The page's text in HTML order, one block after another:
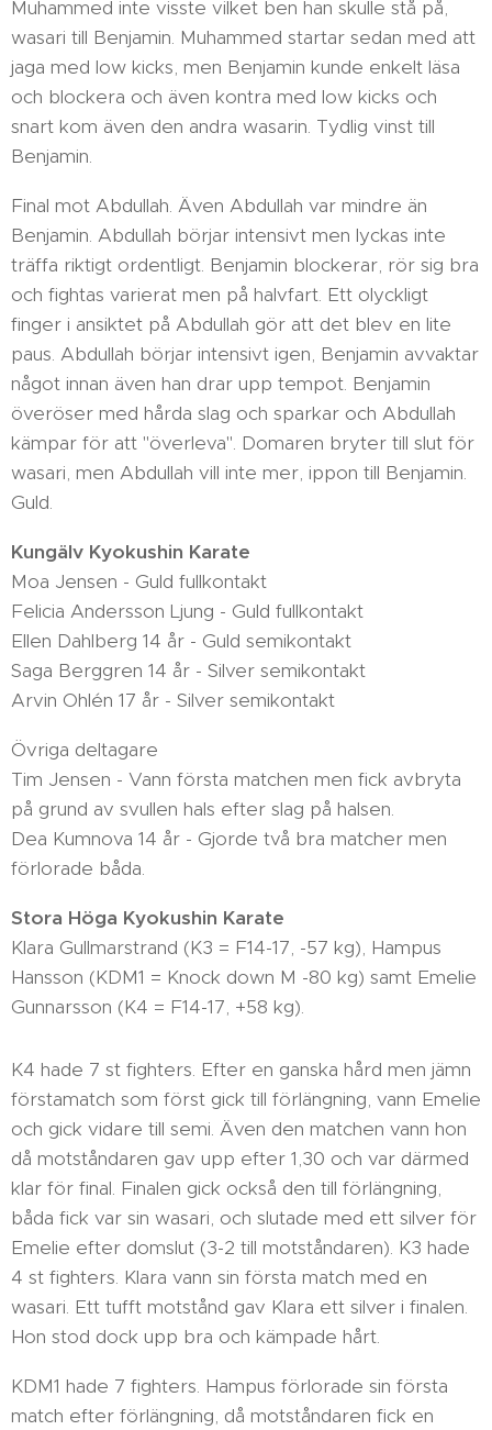
Muhammed inte visste vilket ben han skulle stå på,
wasari till Benjamin. Muhammed startar sedan med att
jaga med low kicks, men Benjamin kunde enkelt läsa
och blockera och även kontra med low kicks och
snart kom även den andra wasarin. Tydlig vinst till
Benjamin.
Final mot Abdullah. Även Abdullah var mindre än
Benjamin. Abdullah börjar intensivt men lyckas inte
träffa riktigt ordentligt. Benjamin blockerar, rör sig bra
och fightas varierat men på halvfart. Ett olyckligt
finger i ansiktet på Abdullah gör att det blev en lite
paus. Abdullah börjar intensivt igen, Benjamin avvaktar
något innan även han drar upp tempot. Benjamin
överöser med hårda slag och sparkar och Abdullah
kämpar för att "överleva". Domaren bryter till slut för
wasari, men Abdullah vill inte mer, ippon till Benjamin.
Guld.
Kungälv Kyokushin Karate
Moa Jensen - Guld fullkontakt
Felicia Andersson Ljung - Guld fullkontakt
Ellen Dahlberg 14 år - Guld semikontakt
Saga Berggren 14 år - Silver semikontakt
Arvin Ohlén 17 år - Silver semikontakt
Övriga deltagare
Tim Jensen - Vann första matchen men fick avbryta
på grund av svullen hals efter slag på halsen.
Dea Kumnova 14 år - Gjorde två bra matcher men
förlorade båda.
Stora Höga Kyokushin Karate
Klara Gullmarstrand (K3 = F14-17, -57 kg), Hampus
Hansson (KDM1 = Knock down M -80 kg) samt Emelie
Gunnarsson (K4 = F14-17, +58 kg).
K4 hade 7 st fighters. Efter en ganska hård men jämn
förstamatch som först gick till förlängning, vann Emelie
och gick vidare till semi. Även den matchen vann hon
då motståndaren gav upp efter 1,30 och var därmed
klar för final. Finalen gick också den till förlängning,
båda fick var sin wasari, och slutade med ett silver för
Emelie efter domslut (3-2 till motståndaren). K3 hade
4 st fighters. Klara vann sin första match med en
wasari. Ett tufft motstånd gav Klara ett silver i finalen.
Hon stod dock upp bra och kämpade hårt.
KDM1 hade 7 fighters. Hampus förlorade sin första
match efter förlängning, då motståndaren fick en